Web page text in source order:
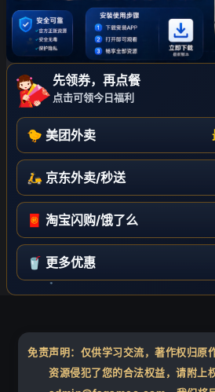
先领券，再点餐
点击可领今日福利
🐤 美团外卖
🛵 京东外卖/秒送
🧧 淘宝闪购/饿了么
🥤 更多优惠
免责声明：仅供学习交流，著作权归原
资源侵犯了您的合法权益，请附上